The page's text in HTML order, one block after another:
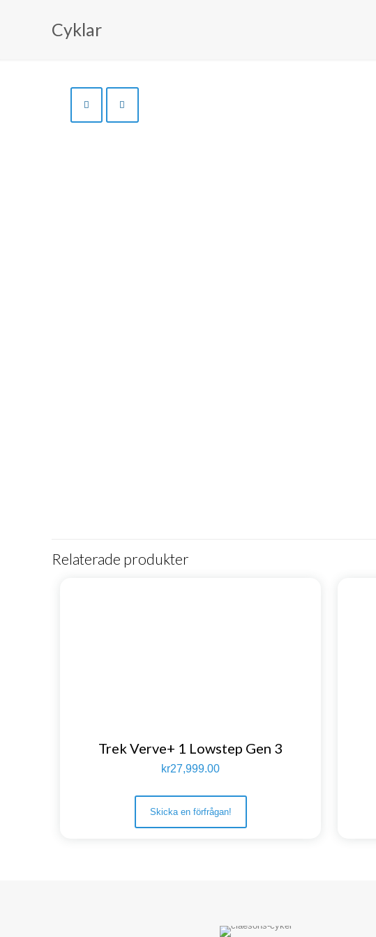
Cyklar
Relaterade produkter
Trek Verve+ 1 Lowstep Gen 3
kr27,999.00
Skicka en förfrågan!